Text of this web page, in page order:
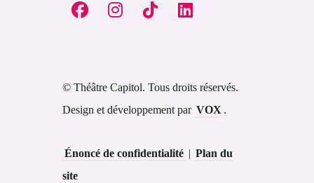
© Théâtre Capitol. Tous droits réservés.
Design et développement par VOX .
Énoncé de confidentialité | Plan du
site